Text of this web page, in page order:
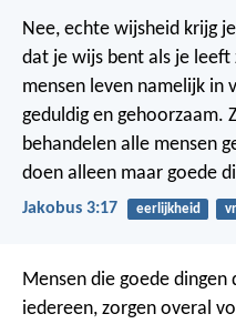
Nee, echte wijsheid krijg
dat je wijs bent als je
mensen leven namelijk in
geduldig en gehoorzaam.
behandelen alle mensen
doen alleen maar goede
Jakobus 3:17 eerlijkheid
Mensen die goede
iedereen, zorgen overal